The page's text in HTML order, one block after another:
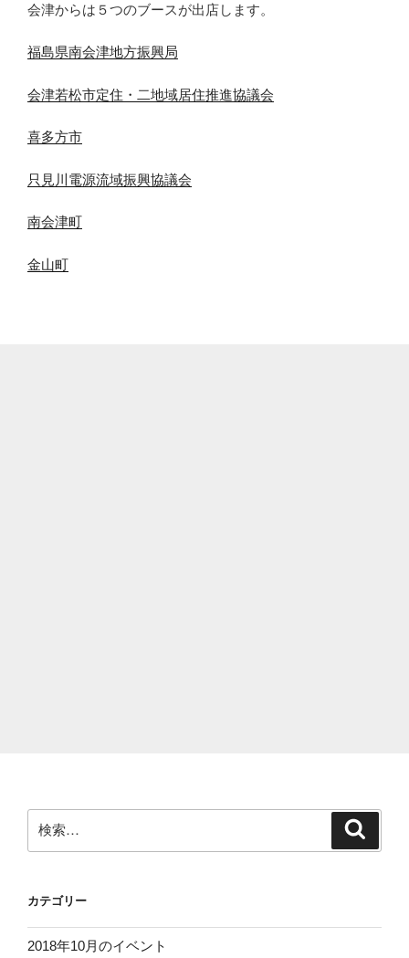
会津からは５つのブースが出店します。
福島県南会津地方振興局
会津若松市定住・二地域居住推進協議会
喜多方市
只見川電源流域振興協議会
南会津町
金山町
索:
カテゴリー
2018年10月のイベント